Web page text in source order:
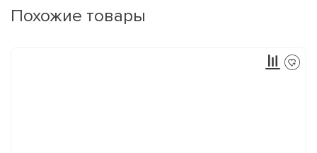
Похожие товары